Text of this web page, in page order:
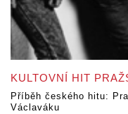
KULTOVNÍ HIT
Příběh českého hitu:
Václaváku